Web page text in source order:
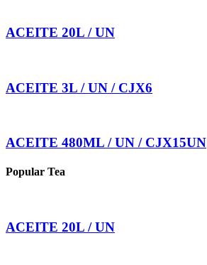
ACEITE 20L / UN
ACEITE 3L / UN / CJX6
ACEITE 480ML / UN / CJX15UN
Popular Tea
ACEITE 20L / UN